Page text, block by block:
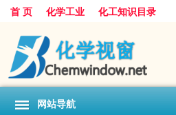
首 页 化学工业 化工知识目录
网站导航